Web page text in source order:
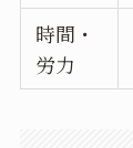
時間・
労力